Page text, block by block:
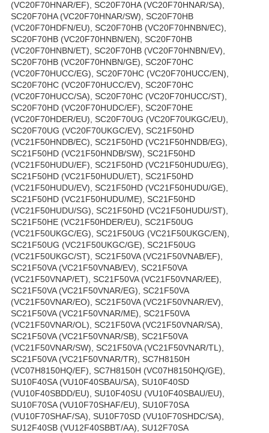
(VC20F70HNAR/EF), SC20F70HA (VC20F70HNAR/SA),
SC20F70HA (VC20F70HNAR/SW), SC20F70HB
(VC20F70HDFN/EU), SC20F70HB (VC20F70HNBN/EC),
SC20F70HB (VC20F70HNBN/EN), SC20F70HB
(VC20F70HNBN/ET), SC20F70HB (VC20F70HNBN/EV),
SC20F70HB (VC20F70HNBN/GE), SC20F70HC
(VC20F70HUCC/EG), SC20F70HC (VC20F70HUCC/EN),
SC20F70HC (VC20F70HUCC/EV), SC20F70HC
(VC20F70HUCC/SA), SC20F70HC (VC20F70HUCC/ST),
SC20F70HD (VC20F70HUDC/EF), SC20F70HE
(VC20F70HDER/EU), SC20F70UG (VC20F70UKGC/EU),
SC20F70UG (VC20F70UKGC/EV), SC21F50HD
(VC21F50HNDB/EC), SC21F50HD (VC21F50HNDB/EG),
SC21F50HD (VC21F50HNDB/SW), SC21F50HD
(VC21F50HUDU/EF), SC21F50HD (VC21F50HUDU/EG),
SC21F50HD (VC21F50HUDU/ET), SC21F50HD
(VC21F50HUDU/EV), SC21F50HD (VC21F50HUDU/GE),
SC21F50HD (VC21F50HUDU/ME), SC21F50HD
(VC21F50HUDU/SG), SC21F50HD (VC21F50HUDU/ST),
SC21F50HE (VC21F50HDER/EU), SC21F50UG
(VC21F50UKGC/EG), SC21F50UG (VC21F50UKGC/EN),
SC21F50UG (VC21F50UKGC/GE), SC21F50UG
(VC21F50UKGC/ST), SC21F50VA (VC21F50VNAB/EF),
SC21F50VA (VC21F50VNAB/EV), SC21F50VA
(VC21F50VNAP/ET), SC21F50VA (VC21F50VNAR/EE),
SC21F50VA (VC21F50VNAR/EG), SC21F50VA
(VC21F50VNAR/EO), SC21F50VA (VC21F50VNAR/EV),
SC21F50VA (VC21F50VNAR/ME), SC21F50VA
(VC21F50VNAR/OL), SC21F50VA (VC21F50VNAR/SA),
SC21F50VA (VC21F50VNAR/SB), SC21F50VA
(VC21F50VNAR/SW), SC21F50VA (VC21F50VNAR/TL),
SC21F50VA (VC21F50VNAR/TR), SC7H8150H
(VC07H8150HQ/EF), SC7H8150H (VC07H8150HQ/GE),
SU10F40SA (VU10F40SBAU/SA), SU10F40SD
(VU10F40SBDD/EU), SU10F40SU (VU10F40SBAU/EU),
SU10F70SA (VU10F70SHAF/EU), SU10F70SA
(VU10F70SHAF/SA), SU10F70SD (VU10F70SHDC/SA),
SU12F40SB (VU12F40SBBT/AA), SU12F70SA